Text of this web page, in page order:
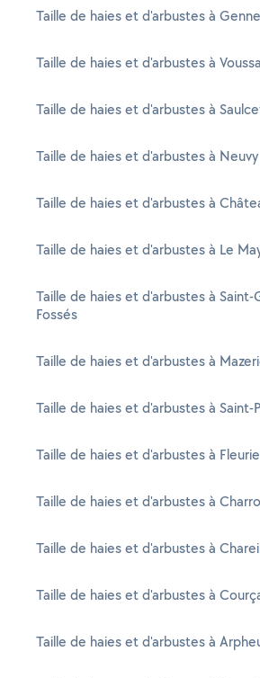
Taille de haies et d'arbustes à
Taille de haies et d'arbustes à
Taille de haies et d'arbustes à
Taille de haies et d'arbustes à Neuvy
Taille de haies et d'arbustes à
Taille de haies et d'arbustes à Le
Taille de haies et d'arbustes à Saint-
Fossés
Taille de haies et d'arbustes à
Taille de haies et d'arbustes à Saint-
Taille de haies et d'arbustes à
Taille de haies et d'arbustes à
Taille de haies et d'arbustes à
Taille de haies et d'arbustes à
Taille de haies et d'arbustes à